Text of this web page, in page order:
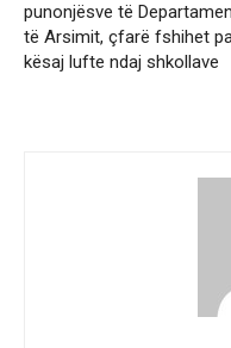
punonjësve të
të Arsimit, çfarë fshihet
kësaj lufte ndaj shkollave